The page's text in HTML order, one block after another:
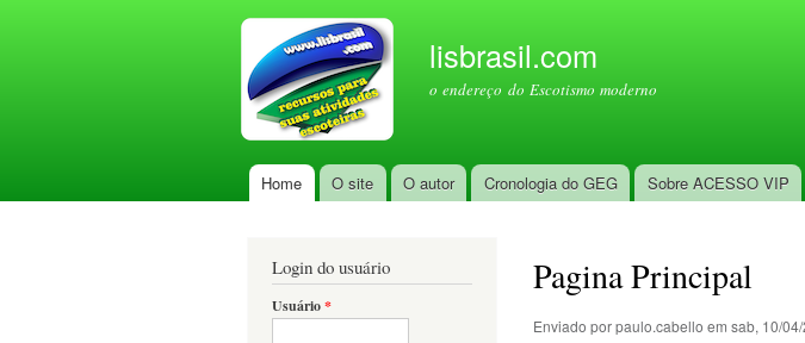
lisbrasil.com
o endereço do Escotismo moderno
Menu principal
Home O site O autor Cronologia do GEG Sobre ACESSO VIP
Login do usuário
Usuário*
Pagina Principal
Enviado porpaulo.cabello em sab, 10/